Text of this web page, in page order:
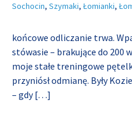
Sochocin, Szymaki, Łomianki,
końcowe odliczanie trwa.
stówasie – brakujące do 200
moje stałe treningowe
przyniósł odmianę. Były
– gdy[…]